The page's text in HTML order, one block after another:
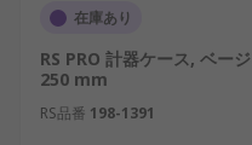
在庫あり
RS PRO 計器ケース, ベー
250 mm
RS品番 198-1391